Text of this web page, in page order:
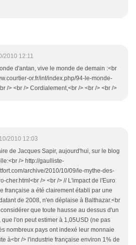
2010 12:11
d'antan, vive le monde de demain :<br
or.fr/int/index.php/94-le-monde-
/> <br /> Cordialement,<br /> <br /> <br />
2010 12:03
de Jacques Sapir, aujourd'hui, sur le blog
/> http://gaulliste-
archive/2010/10/09/le-mythe-des-
cher.html<br /> <br /> // L'impact de l'Euro
française a été clairement établi par une
de 2008, n'en déplaise à Balthazar.<br
que toute hausse au dessus d'un
l'on peut estimer à 1,05USD (ne pas
nombreux pays ont indexé leur monnaie
à<br /> l'industrie française environ 1% de